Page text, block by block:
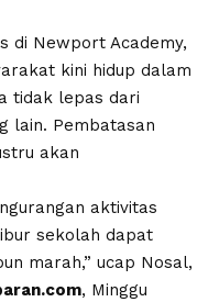
di Newport Academy,
kini hidup dalam
tidak lepas dari
lain. Pembatasan
akan
aktivitas
sekolah dapat
marah,” ucap Nosal,
, Minggu